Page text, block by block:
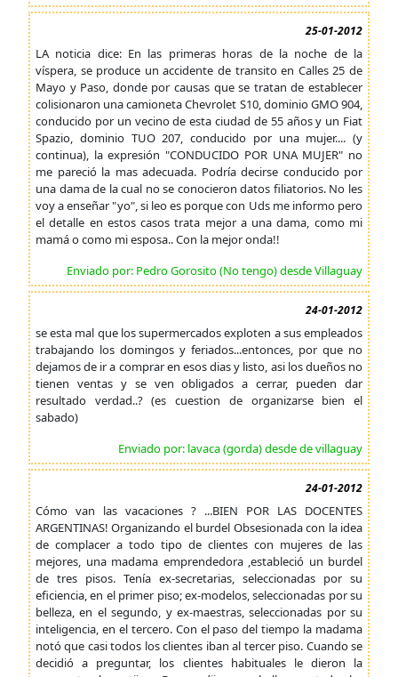
25-01-2012
LA noticia dice: En las primeras horas de la noche de la
víspera, se produce un accidente de transito en Calles 25 de
Mayo y Paso, donde por causas que se tratan de establecer
colisionaron una camioneta Chevrolet S10, dominio GMO 904,
conducido por un vecino de esta ciudad de 55 años y un Fiat
Spazio, dominio TUO 207, conducido por una mujer.... (y
continua), la expresión "CONDUCIDO POR UNA MUJER" no
me pareció la mas adecuada. Podría decirse conducido por
una dama de la cual no se conocieron datos filiatorios. No les
voy a enseñar "yo", si leo es porque con Uds me informo pero
el detalle en estos casos trata mejor a una dama, como mi
mamá o como mi esposa.. Con la mejor onda!!
Enviado por: Pedro Gorosito (No tengo) desde Villaguay
24-01-2012
se esta mal que los supermercados exploten a sus empleados
trabajando los domingos y feriados...entonces, por que no
dejamos de ir a comprar en esos dias y listo, asi los dueños no
tienen ventas y se ven obligados a cerrar, pueden dar
resultado verdad..? (es cuestion de organizarse bien el
sabado)
Enviado por: lavaca (gorda) desde de villaguay
24-01-2012
Cómo van las vacaciones ? ...BIEN POR LAS DOCENTES
ARGENTINAS! Organizando el burdel Obsesionada con la idea
de complacer a todo tipo de clientes con mujeres de las
mejores, una madama emprendedora ,estableció un burdel
de tres pisos. Tenía ex-secretarias, seleccionadas por su
eficiencia, en el primer piso; ex-modelos, seleccionadas por su
belleza, en el segundo, y ex-maestras, seleccionadas por su
inteligencia, en el tercero. Con el paso del tiempo la madama
notó que casi todos los clientes iban al tercer piso. Cuando se
decidió a preguntar, los clientes habituales le dieron la